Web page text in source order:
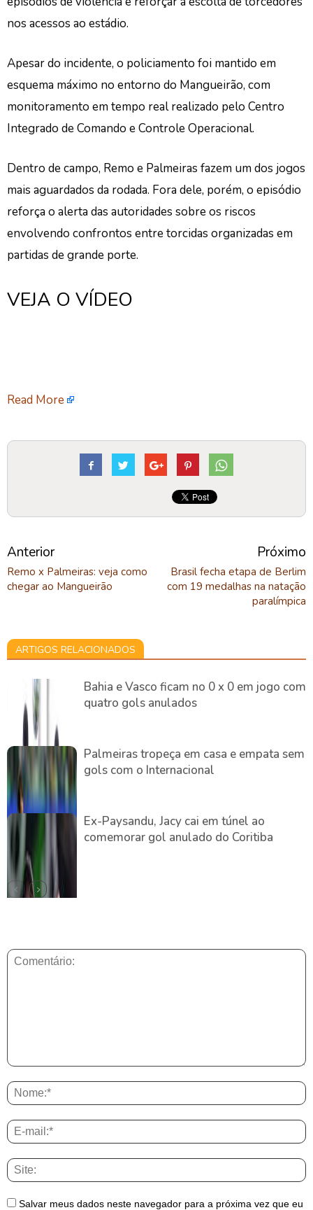
nos acessos ao estádio.
Apesar do incidente, o policiamento foi mantido em
esquema máximo no entorno do Mangueirão, com
monitoramento em tempo real realizado pelo Centro
Integrado de Comando e Controle Operacional.
Dentro de campo, Remo e Palmeiras fazem um dos jogos
mais aguardados da rodada. Fora dele, porém, o episódio
reforça o alerta das autoridades sobre os riscos
envolvendo confrontos entre torcidas organizadas em
partidas de grande porte.
VEJA O VÍDEO
Read More
Anterior
Remo x Palmeiras: veja como
chegar ao Mangueirão
Próximo
Brasil fecha etapa de Berlim
com 19 medalhas na natação
paralímpica
ARTIGOS RELACIONADOS
Bahia e Vasco ficam no 0 x 0 em jogo com
quatro gols anulados
Palmeiras tropeça em casa e empata sem
gols com o Internacional
Ex-Paysandu, Jacy cai em túnel ao
comemorar gol anulado do Coritiba
Salvar meus dados neste navegador para a próxima vez que eu